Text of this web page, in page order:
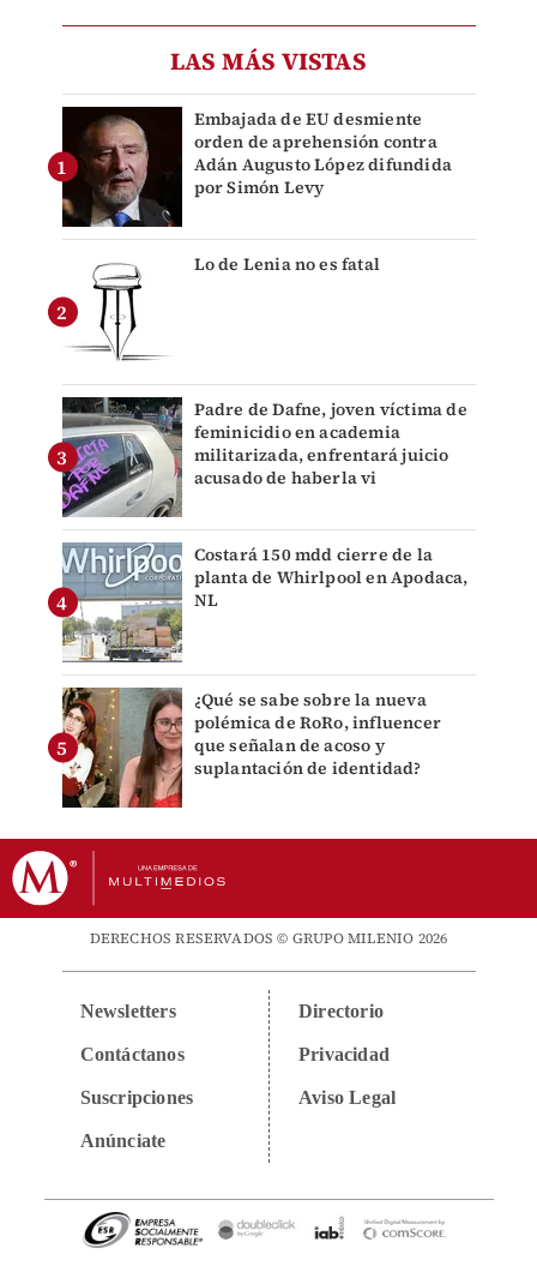
LAS MÁS VISTAS
Embajada de EU desmiente
orden de aprehensión contra
Adán Augusto López difundida
por Simón Levy
Lo de Lenia no es fatal
Padre de Dafne, joven víctima de
feminicidio en academia
militarizada, enfrentará juicio
acusado de haberla vi
Costará 150 mdd cierre de la
planta de Whirlpool en Apodaca,
NL
¿Qué se sabe sobre la nueva
polémica de RoRo, influencer
que señalan de acoso y
suplantación de identidad?
DERECHOS RESERVADOS © GRUPO MILENIO 2026
Newsletters
Contáctanos
Suscripciones
Anúnciate
Directorio
Privacidad
Aviso Legal